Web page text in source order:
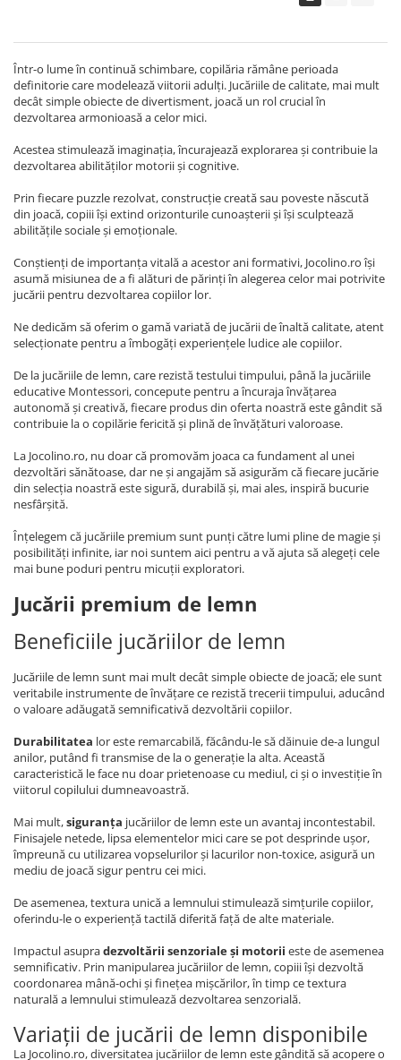
Într-o lume în continuă schimbare, copilăria rămâne perioada
definitorie care modelează viitorii adulți. Jucăriile de calitate, mai mult
decât simple obiecte de divertisment, joacă un rol crucial în
dezvoltarea armonioasă a celor mici.
Acestea stimulează imaginația, încurajează explorarea și contribuie la
dezvoltarea abilităților motorii și cognitive.
Prin fiecare puzzle rezolvat, construcție creată sau poveste născută
din joacă, copiii își extind orizonturile cunoașterii și își sculptează
abilitățile sociale și emoționale.
Conștienți de importanța vitală a acestor ani formativi, Jocolino.ro își
asumă misiunea de a fi alături de părinți în alegerea celor mai potrivite
jucării pentru dezvoltarea copiilor lor.
Ne dedicăm să oferim o gamă variată de jucării de înaltă calitate, atent
selecționate pentru a îmbogăți experiențele ludice ale copiilor.
De la jucăriile de lemn, care rezistă testului timpului, până la jucăriile
educative Montessori, concepute pentru a încuraja învățarea
autonomă și creativă, fiecare produs din oferta noastră este gândit să
contribuie la o copilărie fericită și plină de învățături valoroase.
La Jocolino.ro, nu doar că promovăm joaca ca fundament al unei
dezvoltări sănătoase, dar ne și angajăm să asigurăm că fiecare jucărie
din selecția noastră este sigură, durabilă și, mai ales, inspiră bucurie
nesfârșită.
Înțelegem că jucăriile premium sunt punți către lumi pline de magie și
posibilități infinite, iar noi suntem aici pentru a vă ajuta să alegeți cele
mai bune poduri pentru micuții exploratori.
Jucării premium de lemn
Beneficiile jucăriilor de lemn
Jucăriile de lemn sunt mai mult decât simple obiecte de joacă; ele sunt
veritabile instrumente de învățare ce rezistă trecerii timpului, aducând
o valoare adăugată semnificativă dezvoltării copiilor.
Durabilitatea lor este remarcabilă, făcându-le să dăinuie de-a lungul
anilor, putând fi transmise de la o generație la alta. Această
caracteristică le face nu doar prietenoase cu mediul, ci și o investiție în
viitorul copilului dumneavoastră.
Mai mult,siguranța jucăriilor de lemn este un avantaj incontestabil.
Finisajele netede, lipsa elementelor mici care se pot desprinde ușor,
împreună cu utilizarea vopselurilor și lacurilor non-toxice, asigură un
mediu de joacă sigur pentru cei mici.
De asemenea, textura unică a lemnului stimulează simțurile copiilor,
oferindu-le o experiență tactilă diferită față de alte materiale.
Impactul asupradezvoltării senzoriale și motorii este de asemenea
semnificativ. Prin manipularea jucăriilor de lemn, copiii își dezvoltă
coordonarea mână-ochi și finețea mișcărilor, în timp ce textura
naturală a lemnului stimulează dezvoltarea senzorială.
Variații de jucării de lemn disponibile
La Jocolino.ro, diversitatea jucăriilor de lemn este gândită să acopere o